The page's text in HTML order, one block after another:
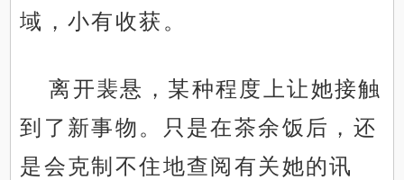
域，小有收获。
离开裴悬，某种程度上让她接触
到了新事物。只是在茶余饭后，还
是会克制不住地查阅有关她的讯